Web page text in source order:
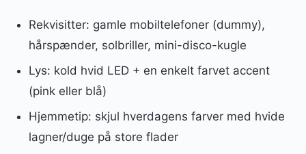
Rekvisitter: gamle mobiltelefoner (dummy),
hårspænder, solbriller, mini-disco-kugle
Lys: kold hvid LED + en enkelt farvet accent
(pink eller blå)
Hjemmetip: skjul hverdagens farver med hvide
lagner/duge på store flader